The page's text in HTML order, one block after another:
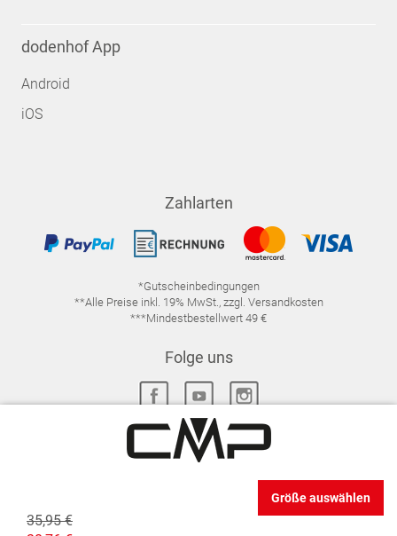
35,95 €
Größe auswählen
dodenhof App
Android
iOS
Zahlarten
*Gutscheinbedingungen
**Alle Preise inkl. 19% MwSt., zzgl. Versandkosten
***Mindestbestellwert 49 €
Folge uns
DATENSCHUTZ-EINSTELLUNGEN
WIDERRUFSRECHT